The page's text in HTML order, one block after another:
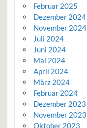
Februar 2025
Dezember 2024
November 2024
Juli 2024
Juni 2024
Mai 2024
April 2024
März 2024
Februar 2024
Dezember 2023
November 2023
Oktober 2023